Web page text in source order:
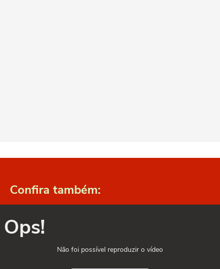
Confira também:
Ops!
Não foi possível reproduzir o vídeo